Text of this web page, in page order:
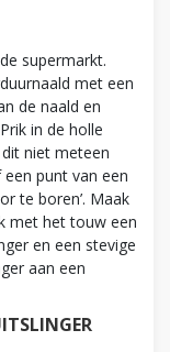
supermarkt.
met een
de naald en
in de holle
dit niet meteen
punt van een
te boren’. Maak
met het touw een
en een stevige
aan een